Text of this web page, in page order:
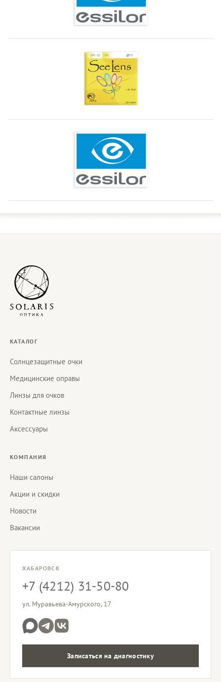
КАТАЛОГ
Солнцезащитные очки
Медицинские оправы
Линзы для очков
Контактные линзы
Аксессуары
КОМПАНИЯ
Наши салоны
Акции и скидки
Новости
Вакансии
ХАБАРОВСК
+7 (4212) 31-50-80
ул. Муравьева-Амурского, 17
Записаться на диагностику